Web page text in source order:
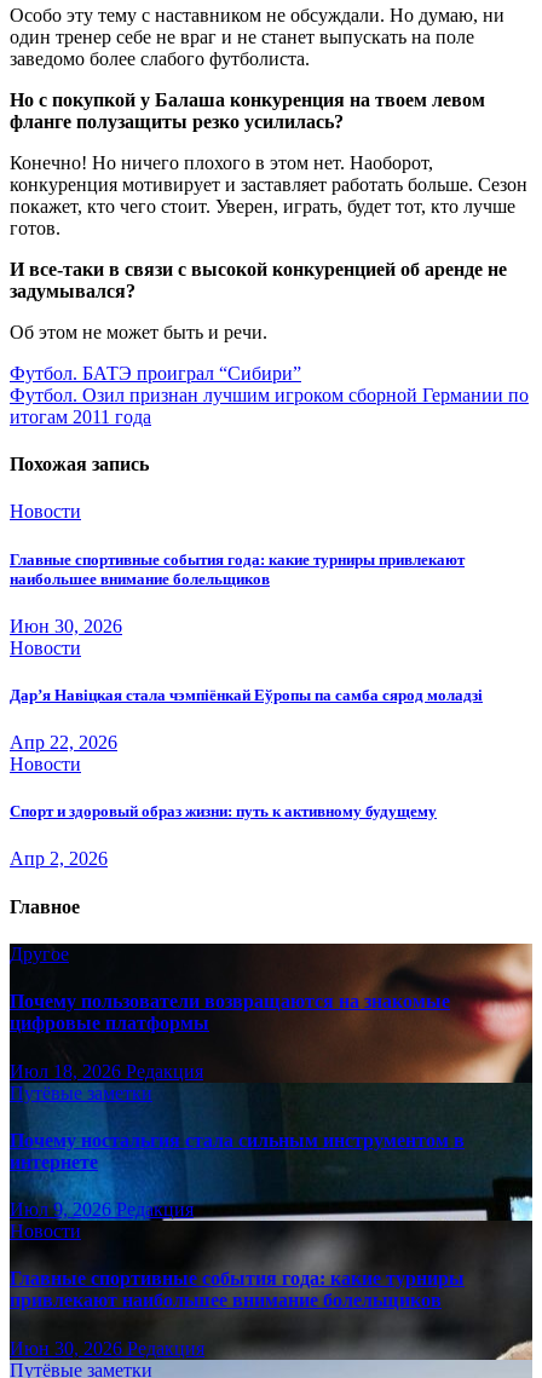
Особо эту тему с наставником не обсуждали. Но думаю, ни
один тренер себе не враг и не станет выпускать на поле
заведомо более слабого футболиста.
Но с покупкой у Балаша конкуренция на твоем левом
фланге полузащиты резко усилилась?
Конечно! Но ничего плохого в этом нет. Наоборот,
конкуренция мотивирует и заставляет работать больше. Сезон
покажет, кто чего стоит. Уверен, играть, будет тот, кто лучше
готов.
И все-таки в связи с высокой конкуренцией об аренде не
задумывался?
Об этом не может быть и речи.
Навигация
по
Футбол. БАТЭ проиграл “Сибири”
Футбол. Озил признан лучшим игроком сборной Германии по
итогам 2011 года
Похожая запись
Новости
Главные спортивные события года: какие турниры привлекают
наибольшее внимание болельщиков
Июн 30, 2026
Новости
Дар’я Навіцкая стала чэмпіёнкай Еўропы па самба сярод моладзі
Апр 22, 2026
Новости
Спорт и здоровый образ жизни: путь к активному будущему
Апр 2, 2026
Главное
Другое
Почему пользователи возвращаются на знакомые
цифровые платформы
Июл 18, 2026 Редакция
Путёвые заметки
Почему ностальгия стала сильным инструментом в
интернете
Июл 9, 2026 Редакция
Новости
Главные спортивные события года: какие турниры
привлекают наибольшее внимание болельщиков
Июн 30, 2026 Редакция
Путёвые заметки